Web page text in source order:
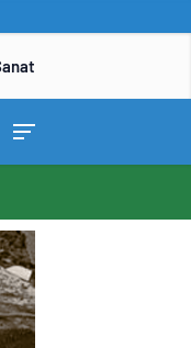
uygulama sınavı 1